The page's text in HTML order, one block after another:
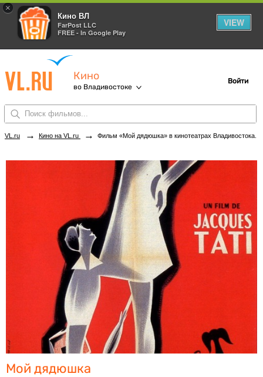
×
Кино ВЛ
FarPost LLC
FREE - In Google Play
VIEW
Кино
во Владивостоке
Войти
VL.ru → Кино на VL.ru → Фильм «Мой дядюшка» в кинотеатрах Владивостока. Купить билеты!
Мой дядюшка